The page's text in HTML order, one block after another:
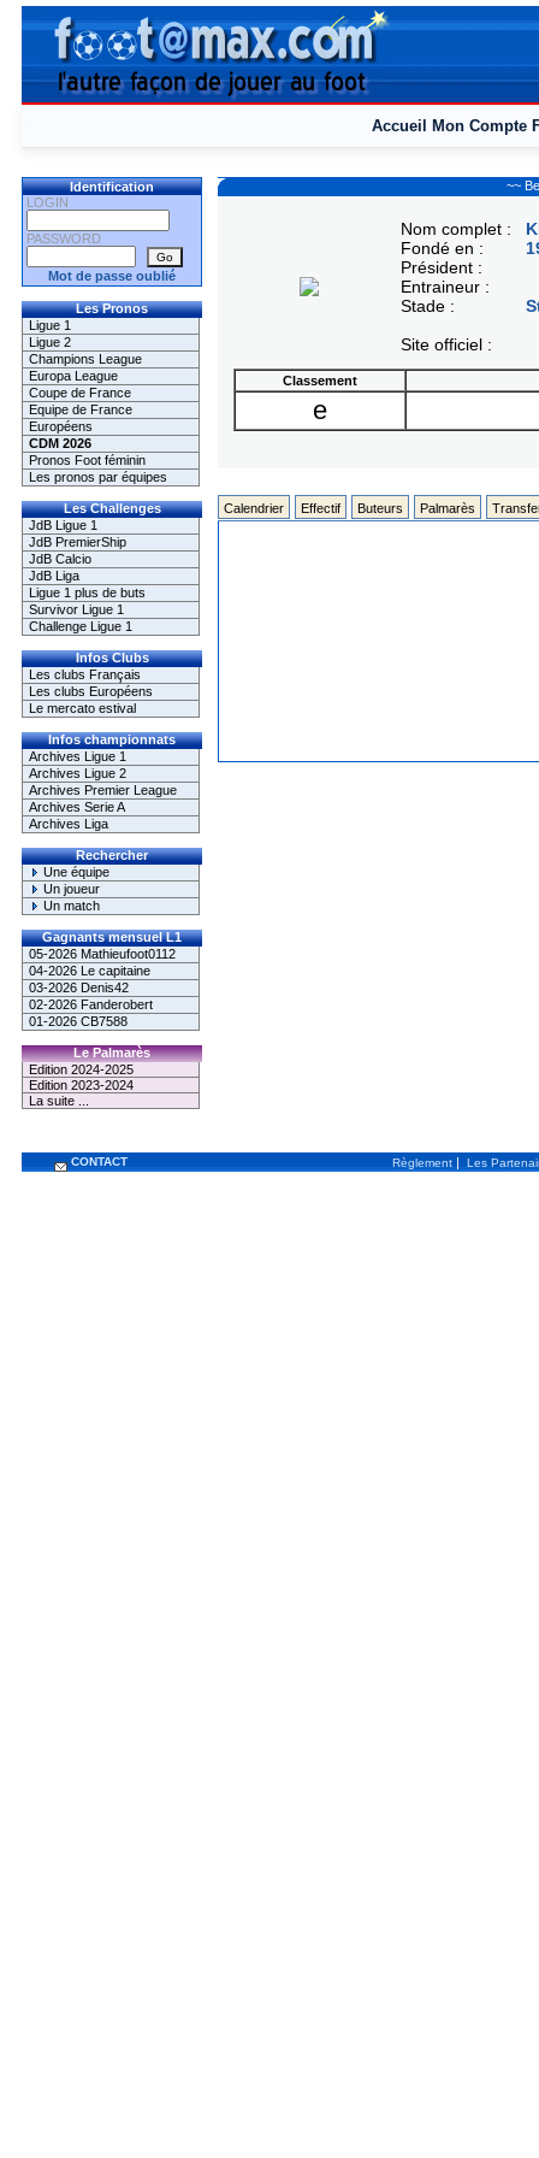
Accueil Mon Compte
Identification
LOGIN
PASSWORD
Mot de passe oublié
Les Pronos
Ligue 1
Ligue 2
Champions League
Europa League
Coupe de France
Equipe de France
Européens
CDM 2026
Pronos Foot féminin
Les pronos par équipes
Les Challenges
JdB Ligue 1
JdB PremierShip
JdB Calcio
JdB Liga
Ligue 1 plus de buts
Survivor Ligue 1
Challenge Ligue 1
Infos Clubs
Les clubs Français
Les clubs Européens
Le mercato estival
Infos championnats
Archives Ligue 1
Archives Ligue 2
Archives Premier League
Archives Serie A
Archives Liga
Rechercher
Une équipe
Un joueur
Un match
Gagnants mensuel L1
05-2026 Mathieufoot0112
04-2026 Le capitaine
03-2026 Denis42
02-2026 Fanderobert
01-2026 CB7588
Le Palmarès
Edition 2024-2025
Edition 2023-2024
La suite ...
~~
Nom complet :
Fondé en :
Président :
Entraineur :
Stade :
Site officiel :
Classement
e
Calendrier Effectif Buteurs Palmarès
CONTACT Règlement | Les